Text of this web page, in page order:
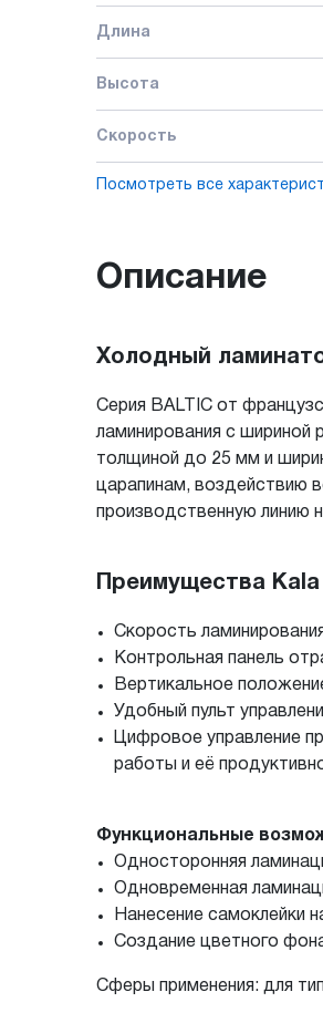
Длина
Высота
Скорость
Посмотреть все
Описание
Холодный
Серия BALTIC от
ламинирования c шириной
толщиной до 25 мм и
царапинам, воздействию
производственную линию
Преимущества
Скорость
Контрольная панель
Вертикальное
Удобный пульт
Цифровое управление
работы и её
Функциональные
Односторонняя
Одновременная
Нанесение самоклейки
Создание цветного
Сферы применения: для